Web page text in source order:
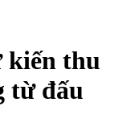
kiến thu
từ đấu